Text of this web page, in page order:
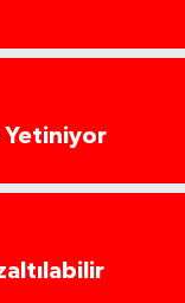
Yetiniyor